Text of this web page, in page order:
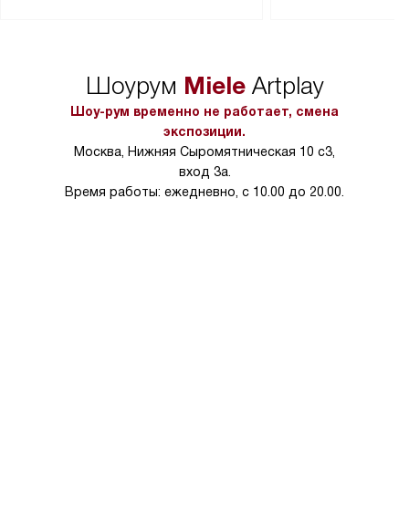
в условиях
тарифы на услуги
Шоурум MieleArtplay
Шоу-рум временно не работает, смена
экспозиции.
Москва, Нижняя Сыромятническая 10 с3,
вход 3а.
Время работы: ежедневно, с 10.00 до 20.00.